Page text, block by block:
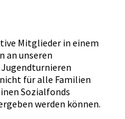
Mitglieder in einem
an unseren
für alle Familien
Sozialfonds
werden können.